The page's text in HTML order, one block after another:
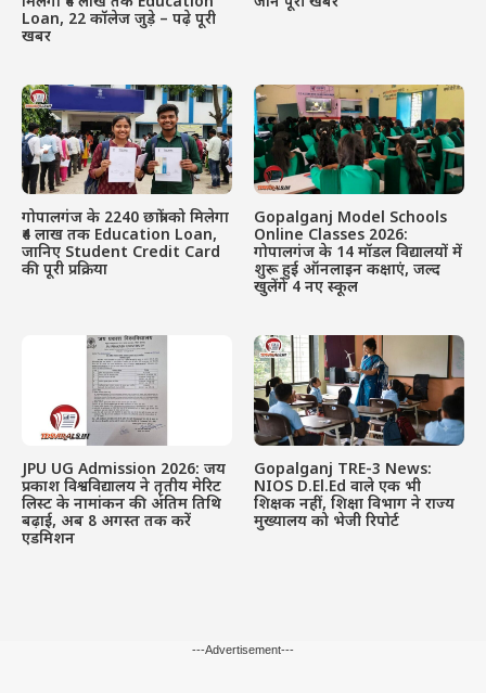
Loan, 22 कॉलेज जुड़े – पढ़े पूरी
खबर
गोपालगंज के 2240 छात्रों को मिलेगा
₹4 लाख तक Education Loan,
जानिए Student Credit Card
की पूरी प्रक्रिया
Gopalganj Model Schools
Online Classes 2026:
गोपालगंज के 14 मॉडल विद्यालयों में
शुरू हुई ऑनलाइन कक्षाएं, जल्द
खुलेंगे 4 नए स्कूल
JPU UG Admission 2026: जय
प्रकाश विश्वविद्यालय ने तृतीय मेरिट
लिस्ट के नामांकन की अंतिम तिथि
बढ़ाई, अब 8 अगस्त तक करें
एडमिशन
Gopalganj TRE-3 News:
NIOS D.El.Ed वाले एक भी
शिक्षक नहीं, शिक्षा विभाग ने राज्य
मुख्यालय को भेजी रिपोर्ट
---Advertisement---